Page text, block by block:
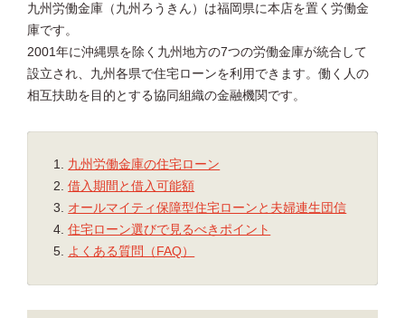
九州労働金庫（九州ろうきん）は福岡県に本店を置く労働金
庫です。
2001年に沖縄県を除く九州地方の7つの労働金庫が統合して
設立され、九州各県で住宅ローンを利用できます。働く人の
相互扶助を目的とする協同組織の金融機関です。
九州労働金庫の住宅ローン
借入期間と借入可能額
オールマイティ保障型住宅ローンと夫婦連生団信
住宅ローン選びで見るべきポイント
よくある質問（FAQ）